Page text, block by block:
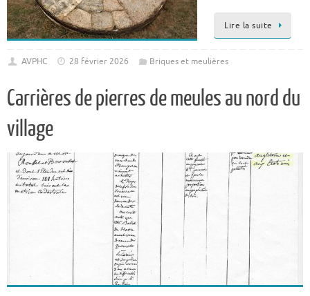
Lire la suite
AVPHC 28 février 2026 Briques et meulières
Carrières de pierres de meules au nord du
village